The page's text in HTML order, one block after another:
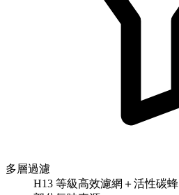
多層過濾
H13 等級高效濾網＋活性碳